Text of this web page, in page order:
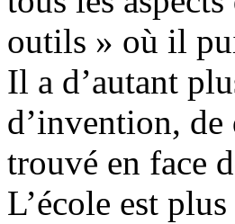
outils » où il
Il a d’autant
d’invention, de
trouvé en face
L’école est